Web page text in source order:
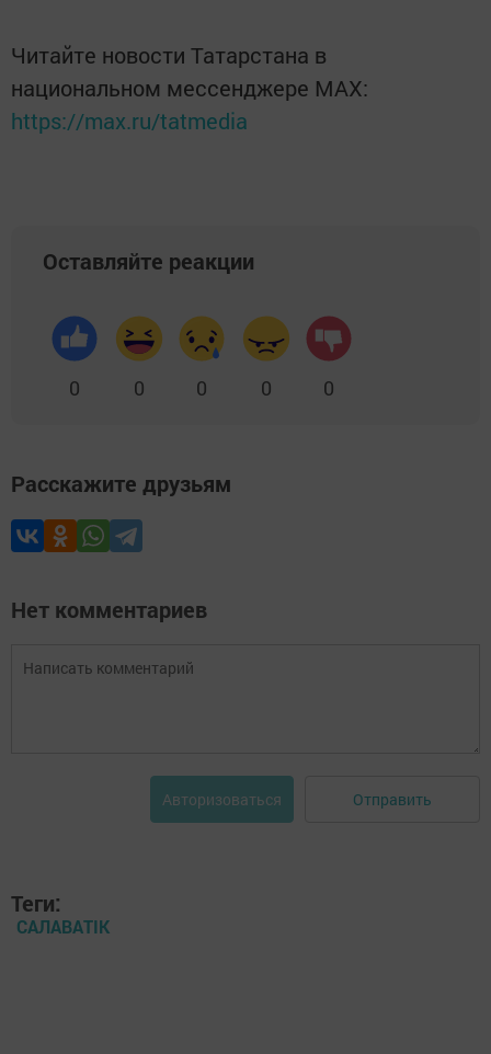
Читайте новости Татарстана в
национальном мессенджере MАХ:
https://max.ru/tatmedia
Оставляйте реакции
0 0 0 0 0
Расскажите друзьям
Нет комментариев
Авторизоваться Отправить
Теги:
САЛАВАTIK